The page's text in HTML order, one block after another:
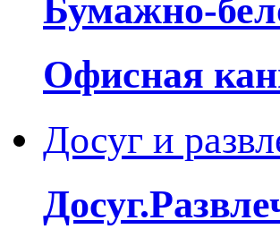
Бумажно-
Офисная
Досуг и